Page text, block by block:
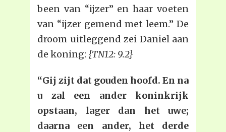
been van “ijzer” en haar voeten
van “ijzer gemend met leem.” De
droom uitleggend zei Daniel aan
de koning: {TN12: 9.2}
“Gij zijt dat gouden hoofd. En na
u zal een ander koninkrijk
opstaan, lager dan het uwe;
daarna een ander, het derde